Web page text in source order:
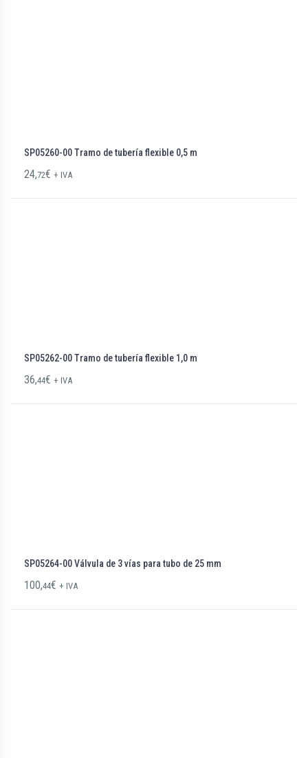
SP05260-00 Tramo de tubería flexible 0,5 m
24,72€ + IVA
SP05262-00 Tramo de tubería flexible 1,0 m
36,44€ + IVA
SP05264-00 Válvula de 3 vías para tubo de 25 mm
100,44€ + IVA